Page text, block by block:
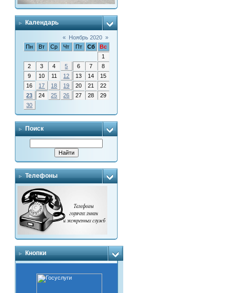
Календарь
« Ноябрь 2020 »
Пн
Вт Ср Чт Пт Сб
Вс
1
2
3 4 5 6 7
8
9
10 11 12 13 14
15
16
17 18 19 20 21
22
23
24 25 26 27 28
29
30
Поиск
Телефоны
Кнопки